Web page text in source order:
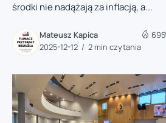
środki nie nadążają za inflacją, a...
Mateusz Kapica
2025-12-12
2 min czytania
695